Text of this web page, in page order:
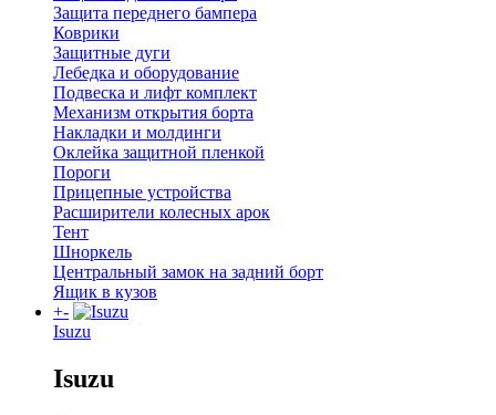
Защита переднего бампера
Коврики
Защитные дуги
Лебедка и оборудование
Подвеска и лифт комплект
Механизм открытия борта
Накладки и молдинги
Оклейка защитной пленкой
Пороги
Прицепные устройства
Расширители колесных арок
Тент
Шноркель
Центральный замок на задний борт
Ящик в кузов
+-
Isuzu
Isuzu